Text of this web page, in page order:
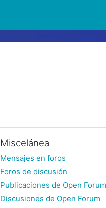
Miscelánea
Mensajes en foros
Foros de discusión
Publicaciones de Open Forum
Discusiones de Open Forum